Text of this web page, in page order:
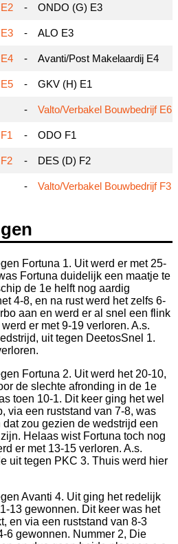
- ONDO (G) E3
- ALO E3
- Avanti/Post Makelaardij E4
- GKV (H) E1
- Valto/Verbakel Bouwbedrijf E6
- ODO F1
- DES (D) F2
- Valto/Verbakel Bouwbedrijf F3
Fortuna 1. Uit werd er met 25-
Fortuna duidelijk een maatje te
de 1e helft nog aardig
4-8, en na rust werd het zelfs 6-
aan en werd er al snel een flink
er met 9-19 verloren. A.s.
uit tegen DeetosSnel 1.
Fortuna 2. Uit werd het 20-10,
de slechte afronding in de 1e
toen 10-1. Dit keer ging het wel
via een ruststand van 7-8, was
zou gezien de wedstrijd een
Helaas wist Fortuna toch nog
er met 13-15 verloren. A.s.
uit tegen PKC 3. Thuis werd hier
Avanti 4. Uit ging het redelijk
13 gewonnen. Dit keer was het
en via een ruststand van 8-3
6 gewonnen. Nummer 2, Die